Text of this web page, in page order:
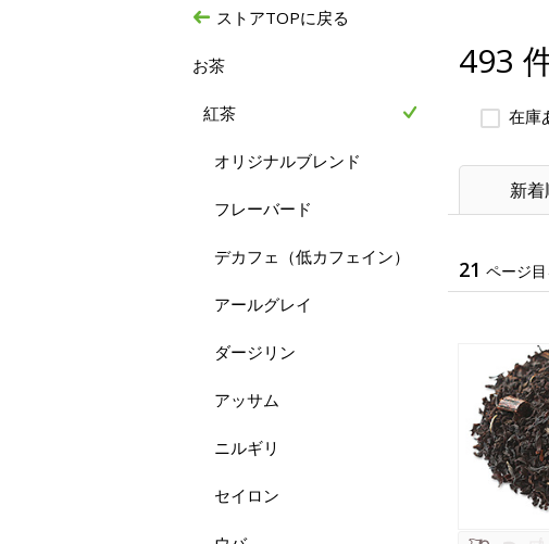
493
在庫
新
21 ページ
ストアTOPに戻る
お茶
紅茶
オリジナルブレンド
フレーバード
デカフェ（低カフェイン）
アールグレイ
ダージリン
アッサム
ニルギリ
セイロン